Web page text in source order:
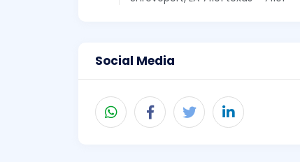
Social Media